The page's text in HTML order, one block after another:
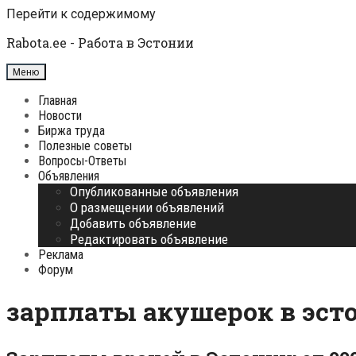
Перейти к содержимому
Rabota.ee - Работа в Эстонии
Меню
Главная
Новости
Биржа труда
Полезные советы
Вопросы-Ответы
Объявления
Опубликованные объявления
О размещении объявлений
Добавить объявление
Редактировать объявление
Реклама
Форум
зарплаты акушерок в